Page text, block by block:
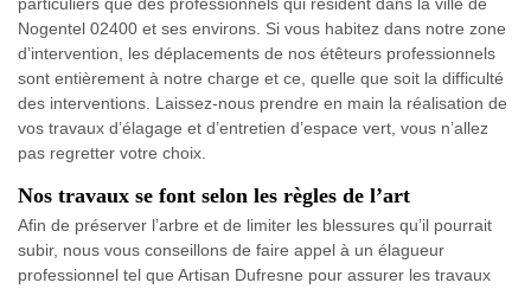
particuliers que des professionnels qui résident dans la ville de
Nogentel 02400 et ses environs. Si vous habitez dans notre zone
d’intervention, les déplacements de nos étêteurs professionnels
sont entièrement à notre charge et ce, quelle que soit la difficulté
des interventions. Laissez-nous prendre en main la réalisation de
vos travaux d’élagage et d’entretien d’espace vert, vous n’allez
pas regretter votre choix.
Nos travaux se font selon les règles de l’art
Afin de préserver l’arbre et de limiter les blessures qu’il pourrait
subir, nous vous conseillons de faire appel à un élagueur
professionnel tel que Artisan Dufresne pour assurer les travaux